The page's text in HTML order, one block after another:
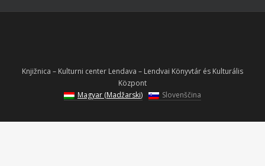
Knjižnica – Kulturni center Lendava – Lendvai Könyvtár és Kulturális
Központ
Magyar (Madžarski) Slovenščina